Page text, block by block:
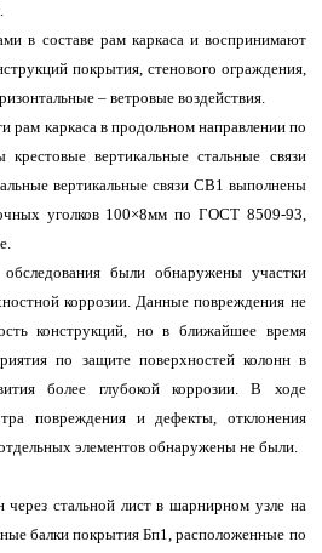
в составе рам каркаса и воспринимают
покрытия, стенового ограждения,
– ветровые воздействия.
рам каркаса в продольном направлении по
вертикальные стальные связи
вертикальные связи СВ1 выполнены
уголков 100×8мм по ГОСТ 8509-93,
были обнаружены участки
коррозии. Данные повреждения не
конструкций, но в ближайшее время
по защите поверхностей колонн в
более глубокой коррозии. В ходе
повреждения и дефекты, отклонения
элементов обнаружены не были.
через стальной лист в шарнирном узле на
балки покрытия Бп1, расположенные по